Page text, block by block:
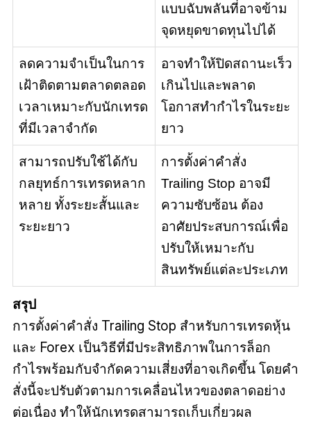
แบบฉับพลันที่อาจข้าม
จุดหยุดขาดทุนไปได้
ลดความจำเป็นในการ
เฝ้าติดตามตลาดตลอด
เวลาเหมาะกับนักเทรด
ที่มีเวลาจำกัด
อาจทำให้ปิดสถานะเร็ว
เกินไปและพลาด
โอกาสทำกำไรในระยะ
ยาว
สามารถปรับใช้ได้กับ
กลยุทธ์การเทรดหลาก
หลาย ทั้งระยะสั้นและ
ระยะยาว
การตั้งค่าคำสั่ง
Trailing Stop อาจมี
ความซับซ้อน ต้อง
อาศัยประสบการณ์เพื่อ
ปรับให้เหมาะกับ
สินทรัพย์แต่ละประเภท
สรุป
การตั้งค่าคำสั่ง Trailing Stop สำหรับการเทรดหุ้น
และ Forex เป็นวิธีที่มีประสิทธิภาพในการล็อก
กำไรพร้อมกับจำกัดความเสี่ยงที่อาจเกิดขึ้น โดยคำ
สั่งนี้จะปรับตัวตามการเคลื่อนไหวของตลาดอย่าง
ต่อเนื่อง ทำให้นักเทรดสามารถเก็บเกี่ยวผล